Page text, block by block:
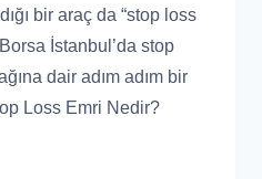
bir araç da “stop loss
İstanbul’da stop
dair adım adım bir
Loss Emri Nedir?